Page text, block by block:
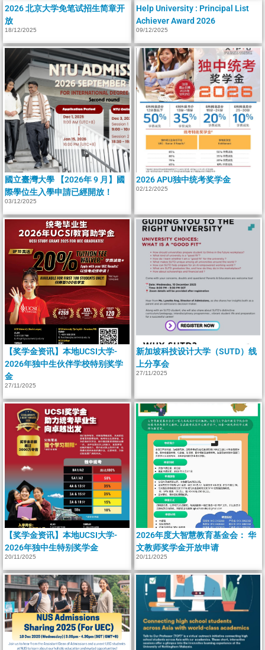
2026 北京大学免笔试招生简章开
放
18/12/2025
Help University : Principal List
Achiever Award 2026
09/12/2025
國立臺灣大學 【2026年 9 月】國
際學位生入學申請已經開放！
03/12/2025
2026 APU独中统考奖学金
02/12/2025
【奖学金资讯】本地UCSI大学-
2026年独中生伙伴学校特别奖学
金
27/11/2025
新加坡科技设计大学（SUTD）线
上分享会
27/11/2025
【奖学金资讯】本地UCSI大学-
2026年独中生特别奖学金
20/11/2025
2026年度大智慧教育基金会： 华
文教师奖学金开放申请
20/11/2025